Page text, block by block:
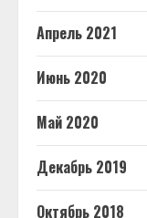
Апрель 2021
Июнь 2020
Май 2020
Декабрь 2019
Октябрь 2018